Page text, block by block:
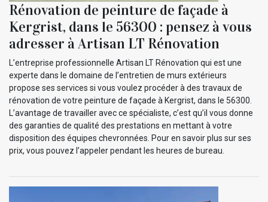
Rénovation de peinture de façade à
Kergrist, dans le 56300 : pensez à vous
adresser à Artisan LT Rénovation
L’entreprise professionnelle Artisan LT Rénovation qui est une
experte dans le domaine de l’entretien de murs extérieurs
propose ses services si vous voulez procéder à des travaux de
rénovation de votre peinture de façade à Kergrist, dans le 56300.
L’avantage de travailler avec ce spécialiste, c’est qu’il vous donne
des garanties de qualité des prestations en mettant à votre
disposition des équipes chevronnées. Pour en savoir plus sur ses
prix, vous pouvez l’appeler pendant les heures de bureau.